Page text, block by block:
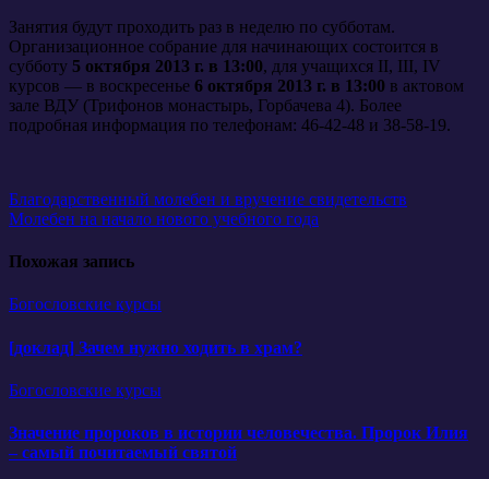
Занятия будут проходить раз в неделю по субботам.
Организационное собрание для начинающих состоится в
субботу 5 октября 2013 г. в 13:00, для учащихся II, III, IV
курсов — в воскресенье 6 октября 2013 г. в 13:00 в актовом
зале ВДУ (Трифонов монастырь, Горбачева 4). Более
подробная информация по телефонам: 46-42-48 и 38-58-19.
Навигация
по
записям
Благодарственный молебен и вручение свидетельств
Молебен на начало нового учебного года
Похожая запись
Богословские курсы
[доклад] Зачем нужно ходить в храм?
Богословские курсы
Значение пророков в истории человечества. Пророк Илия
– самый почитаемый святой